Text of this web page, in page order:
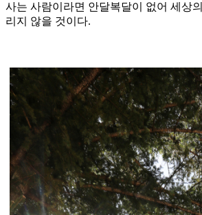
사는 사람이라면 안달복달이 없어 세상
리지 않을 것이다.